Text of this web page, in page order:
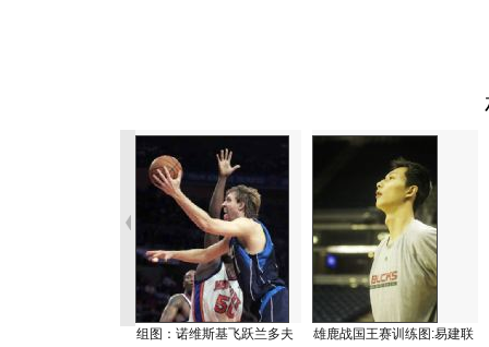
组图：诺维斯基飞跃兰多夫
雄鹿战国王赛训练图:易建联